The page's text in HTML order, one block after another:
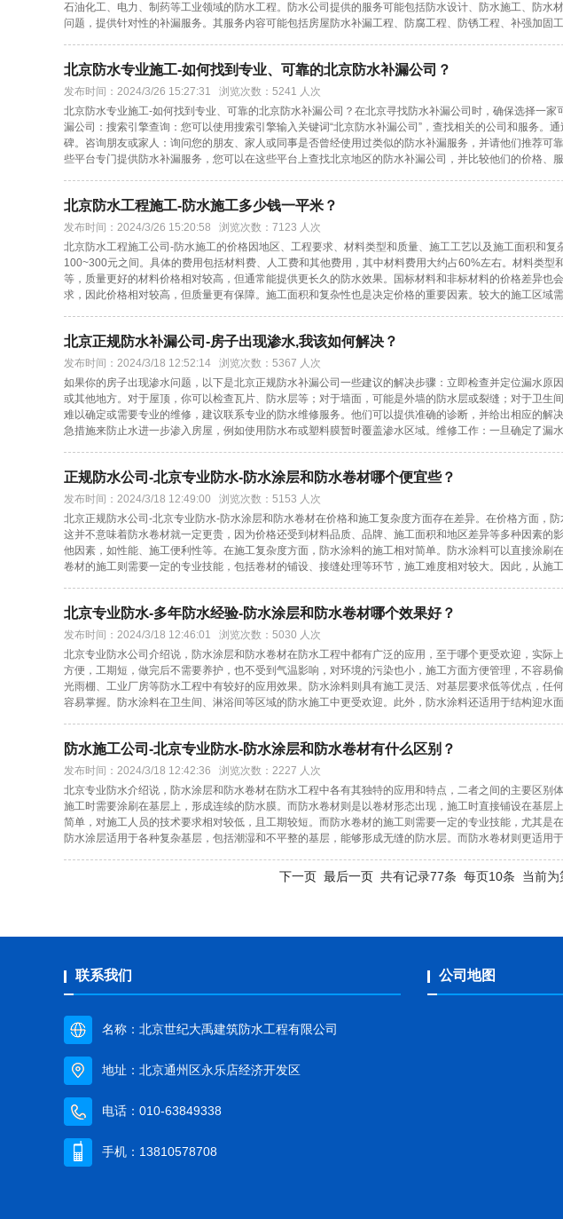
石油化工、电力、制药等工业领域的防水工程。防水公司提供的服务可能包括防水设计、防水施工、防
问题，提供针对性的补漏服务。其服务内容可能包括房屋防水补漏工程、防腐工程、防锈工程、补强加
北京防水专业施工-如何找到专业、可靠的北京防水补漏公司？
发布时间：2024/3/26 15:27:31 浏览次数：5241 人次
北京防水专业施工-如何找到专业、可靠的北京防水补漏公司？在北京寻找防水补漏公司时，确保选择一
漏公司：搜索引擎查询：您可以使用搜索引擎输入关键词“北京防水补漏公司”，查找相关的公司和服务。
碑。咨询朋友或家人：询问您的朋友、家人或同事是否曾经使用过类似的防水补漏服务，并请他们推荐
些平台专门提供防水补漏服务，您可以在这些平台上查找北京地区的防水补漏公司，并比较他们的价格
北京防水工程施工-防水施工多少钱一平米？
发布时间：2024/3/26 15:20:58 浏览次数：7123 人次
北京防水工程施工公司-防水施工的价格因地区、工程要求、材料类型和质量、施工工艺以及施工面积和
100~300元之间。具体的费用包括材料费、人工费和其他费用，其中材料费用大约占60%左右。材料类
等，质量更好的材料价格相对较高，但通常能提供更长久的防水效果。国标材料和非标材料的价格差异
求，因此价格相对较高，但质量更有保障。施工面积和复杂性也是决定价格的重要因素。较大的施工区
北京正规防水补漏公司-房子出现渗水,我该如何解决？
发布时间：2024/3/18 12:52:14 浏览次数：5367 人次
如果你的房子出现渗水问题，以下是北京正规防水补漏公司一些建议的解决步骤：立即检查并定位漏水
或其他地方。对于屋顶，你可以检查瓦片、防水层等；对于墙面，可能是外墙的防水层或裂缝；对于卫生
难以确定或需要专业的维修，建议联系专业的防水维修服务。他们可以提供准确的诊断，并给出相应的解
急措施来防止水进一步渗入房屋，例如使用防水布或塑料膜暂时覆盖渗水区域。维修工作：一旦确定了
正规防水公司-北京专业防水-防水涂层和防水卷材哪个便宜些？
发布时间：2024/3/18 12:49:00 浏览次数：5153 人次
北京正规防水公司-北京专业防水-防水涂层和防水卷材在价格和施工复杂度方面存在差异。在价格方面，
这并不意味着防水卷材就一定更贵，因为价格还受到材料品质、品牌、施工面积和地区差异等多种因素
他因素，如性能、施工便利性等。在施工复杂度方面，防水涂料的施工相对简单。防水涂料可以直接涂
卷材的施工则需要一定的专业技能，包括卷材的铺设、接缝处理等环节，施工难度相对较大。因此，从
北京专业防水-多年防水经验-防水涂层和防水卷材哪个效果好？
发布时间：2024/3/18 12:46:01 浏览次数：5030 人次
北京专业防水公司介绍说，防水涂层和防水卷材在防水工程中都有广泛的应用，至于哪个更受欢迎，实际
方便，工期短，做完后不需要养护，也不受到气温影响，对环境的污染也小，施工方面方便管理，不容易
光雨棚、工业厂房等防水工程中有较好的应用效果。防水涂料则具有施工灵活、对基层要求低等优点，
容易掌握。防水涂料在卫生间、淋浴间等区域的防水施工中更受欢迎。此外，防水涂料还适用于结构迎
防水施工公司-北京专业防水-防水涂层和防水卷材有什么区别？
发布时间：2024/3/18 12:42:36 浏览次数：2227 人次
北京专业防水介绍说，防水涂层和防水卷材在防水工程中各有其独特的应用和特点，二者之间的主要区别
施工时需要涂刷在基层上，形成连续的防水膜。而防水卷材则是以卷材形态出现，施工时直接铺设在基
简单，对施工人员的技术要求相对较低，且工期较短。而防水卷材的施工则需要一定的专业技能，尤其是
防水涂层适用于各种复杂基层，包括潮湿和不平整的基层，能够形成无缝的防水层。而防水卷材则更适
下一页 最后一页共有记录77条 每页10条 当前为
联系我们
名称：北京世纪大禹建筑防水工程有限公司
地址：北京通州区永乐店经济开发区
电话：010-63849338
手机：13810578708
公司地图